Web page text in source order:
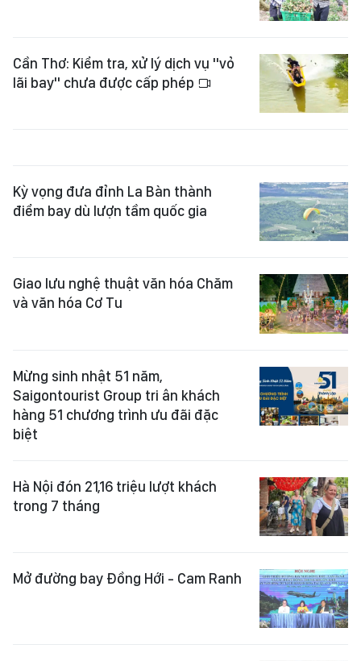
Cần Thơ: Kiểm tra, xử lý dịch vụ "vỏ
lãi bay" chưa được cấp phép
Kỳ vọng đưa đỉnh La Bàn thành
điểm bay dù lượn tầm quốc gia
Giao lưu nghệ thuật văn hóa Chăm
và văn hóa Cơ Tu
Mừng sinh nhật 51 năm,
Saigontourist Group tri ân khách
hàng 51 chương trình ưu đãi đặc
biệt
Hà Nội đón 21,16 triệu lượt khách
trong 7 tháng
Mở đường bay Đồng Hới - Cam Ranh